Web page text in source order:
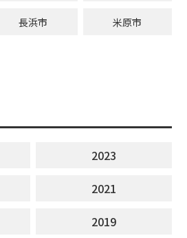
長浜市 米原市
2023
2021
2019